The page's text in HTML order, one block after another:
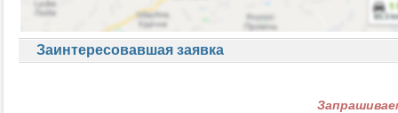
Заинтересовавшая заявка